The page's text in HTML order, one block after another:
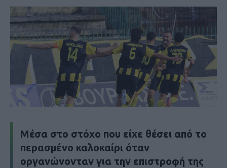
Μέσα στο στόχο που είχε θέσει από το
περασμένο καλοκαίρι όταν
οργανώνονταν για την επιστροφή της